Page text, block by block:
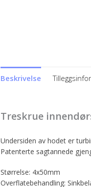
Beskrivelse
Treskrue
Undersiden av hodet er
Patenterte sagtannede
Størrelse: 4x50mm
Overflatebehandling: